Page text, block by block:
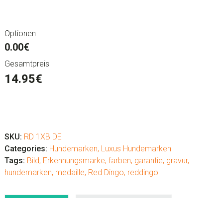
Optionen
0.00€
Gesamtpreis
14.95€
"Skull
and
Crossbones"
Menge
SKU: RD 1XB DE
Categories: Hundemarken, Luxus Hundemarken
Tags: Bild, Erkennungsmarke, farben, garantie, gravur,
hundemarken, medaille, Red Dingo, reddingo